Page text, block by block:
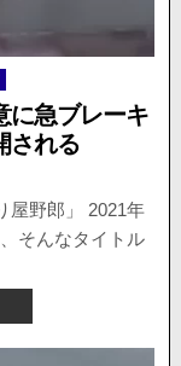
に急ブレーキ
される
屋野郎」 2021年
そんなタイトル